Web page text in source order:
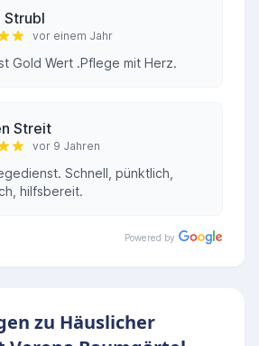
Strubl
vor einem Jahr
Gold Wert .Pflege mit Herz.
Streit
vor 9 Jahren
Schnell, pünktlich,
hilfsbereit.
Powered by
zu Häuslicher